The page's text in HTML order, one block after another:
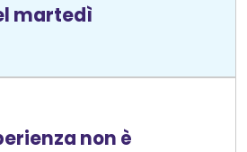
martedì
non è